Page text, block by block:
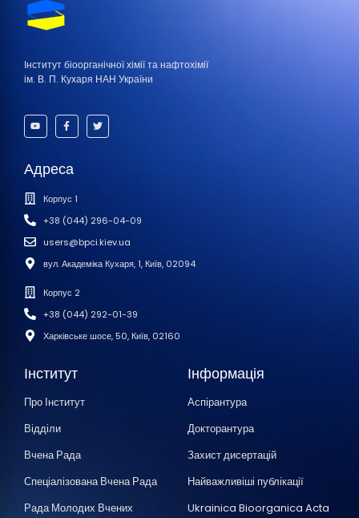
Інститут біоорганічної хімії та нафтохімії
ім. В. П. Кухаря НАН України
Адреса
Корпус 1
+38 (044) 296-04-09
users@bpci.kiev.ua
вул. Академіка Кухаря, 1, Київ, 02094
Корпус 2
+38 (044) 292-01-39
Харківське шосе, 50, Київ, 02160
Інститут
Про Інститут
Відділи
Вчена Рада
Спеціалізована Вчена Рада
Рада Молодих Вчених
Інформація
Аспірантура
Докторантура
Захист дисертацій
Найважливіші публікації
Ukrainica Bioorganica Acta